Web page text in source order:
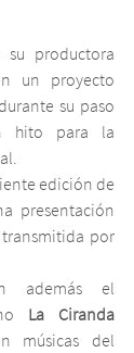
un proyecto
su paso
hito para la
edición de
presentación
transmitida por
además el
La Ciranda
músicas del